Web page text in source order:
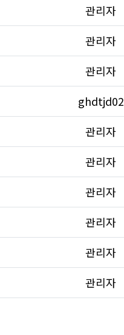
관리자
관리자
관리자
ghdtjd02
관리자
관리자
관리자
관리자
관리자
관리자